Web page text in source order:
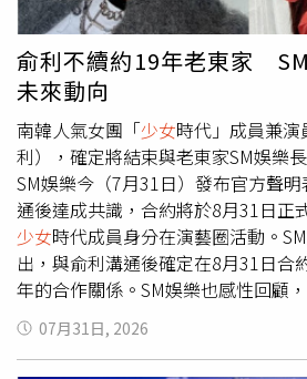
長同樣資歷亮眼。外科部主任陳晉
曾為前副總統陳建仁手術，並出版多
定他在肺癌診療與轉譯研究上的傑出
爭取改善工作條件的成果，未來將借
能力拓展國際合作。而原新竹分院副
醫療領域，曾帶領團隊屢獲國家醫療
加速台大硬體布建與機器人導入，
HIMSS 第7級國際認證並開辦產學合
光！」人事案引爆網路熱議 基層期
舉在網路發表後迅速引發熱烈討論
仁留言祝賀，紛紛稱讚這是「護理界
神的莫大鼓勵」，也有親友與昔日
了」、「是老師！」。除了對陳佳
給予高度肯定外，更多第一線護理
俞利不續約19年老東家
未來動向
南韓人氣女團「少女時代」成員兼演
利），確定將結束與老東家SM娛樂
SM娛樂今（7月31日）發布官方聲
通後達成共識，合約將於8月31日正
少女時代成員身分在演藝圈活動。
出，與俞利溝通後確定在8月31日合
年的合作關係。SM娛樂也感性回顧
時代成員身分出道以來，不僅在全
代頂尖團體；公司非常珍視這段陪
發光發熱的時光，同時也對她在音
07月31日, 2026